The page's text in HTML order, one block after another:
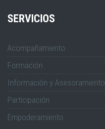
SERVICIOS
Acompañamiento
Formación
Información y Asesoramiento
Participación
Empoderamiento